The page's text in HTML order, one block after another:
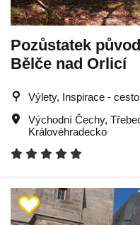
Pozůstatek
Bělče nad Orlicí
Výlety, Inspirace -
Východní Čechy,
Královéhradecko